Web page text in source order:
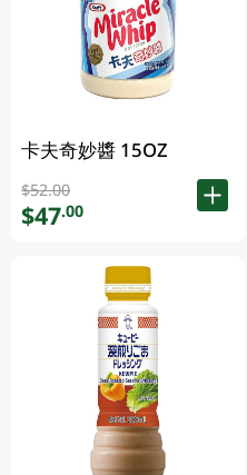
卡夫奇妙醬 15OZ
$52.00
$47.00